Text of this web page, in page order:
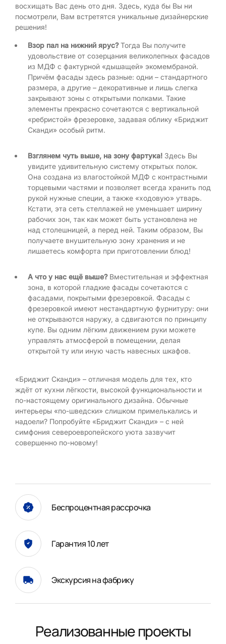
восхищать Вас день ото дня. Здесь, куда бы Вы ни
посмотрели, Вам встретятся уникальные дизайнерские
решения!
Взор пал на нижний ярус?Тогда Вы получите
удовольствие от созерцания великолепных фасадов
из МДФ с фактурной «дышащей» экомембраной.
Причём фасады здесь разные: одни – стандартного
размера, а другие – декоративные и лишь слегка
закрывают зоны с открытыми полками. Такие
элементы прекрасно сочетаются с вертикальной
«ребристой» фрезеровке, задавая облику «Бриджит
Сканди» особый ритм.
Взглянем чуть выше, на зону фартука! Здесь Вы
увидите удивительную систему открытых полок.
Она создана из влагостойкой МДФ с контрастными
торцевыми частями и позволяет всегда хранить под
рукой нужные специи, а также «ходовую» утварь.
Кстати, эта сеть стеллажей не уменьшает ширину
рабочих зон, так как может быть установлена не
над столешницей, а перед ней. Таким образом, Вы
получаете внушительную зону хранения и не
лишаетесь комфорта при приготовлении блюд!
А что у нас ещё выше?Вместительная и эффектная
зона, в которой гладкие фасады сочетаются с
фасадами, покрытыми фрезеровкой. Фасады с
фрезеровкой имеют нестандартную фурнитуру: они
не открываются наружу, а сдвигаются по принципу
купе. Вы одним лёгким движением руки можете
управлять атмосферой в помещении, делая
открытой ту или иную часть навесных шкафов.
«Бриджит Сканди» – отличная модель для тех, кто
ждёт от кухни лёгкости, высокой функциональности и
по-настоящему оригинального дизайна. Обычные
интерьеры «по-шведски» слишком примелькались и
надоели? Попробуйте «Бриджит Сканди» – с ней
симфония североевропейского уюта зазвучит
совершенно по-новому!
Беспроцентная рассрочка
Гарантия 10 лет
Экскурсия на фабрику
Реализованные проекты